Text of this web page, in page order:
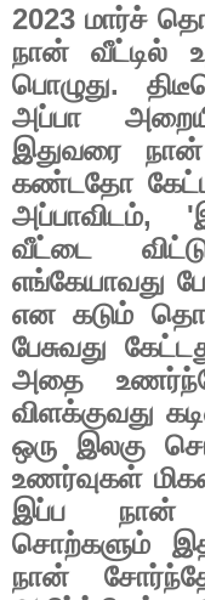
2023மார்ச்
நான்
வீட்டில்
பொழுது.
அப்பா
இதுவரை
நான்
கண்டதோ
அப்பாவிடம், '
வீட்டை
எங்கேயாவது
என கடும்
பேசுவது
அதை
விளக்குவது
ஒரு இலகு
உணர்வுகள்
இப்ப
நான்
சொற்களும்
நான்